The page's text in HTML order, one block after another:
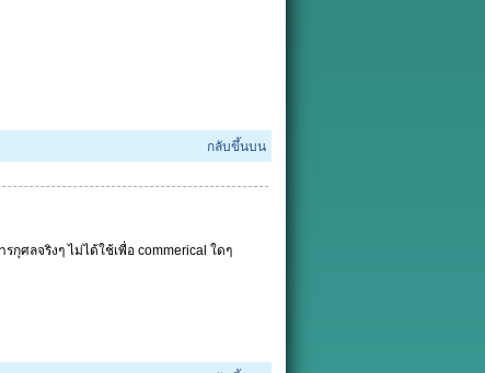
กลับขึ้นบน
ศลจริงๆ ไม่ได้ใช้เพื่อ commerical ใดๆ